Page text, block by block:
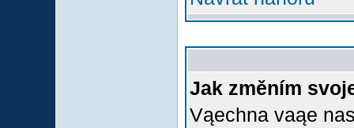
Jak změním
Vąechna vaąe